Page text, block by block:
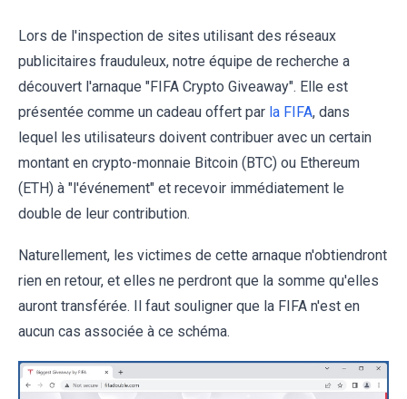
Lors de l'inspection de sites utilisant des réseaux
publicitaires frauduleux, notre équipe de recherche a
découvert l'arnaque "FIFA Crypto Giveaway". Elle est
présentée comme un cadeau offert par la FIFA, dans
lequel les utilisateurs doivent contribuer avec un certain
montant en crypto-monnaie Bitcoin (BTC) ou Ethereum
(ETH) à "l'événement" et recevoir immédiatement le
double de leur contribution.
Naturellement, les victimes de cette arnaque n'obtiendront
rien en retour, et elles ne perdront que la somme qu'elles
auront transférée. Il faut souligner que la FIFA n'est en
aucun cas associée à ce schéma.